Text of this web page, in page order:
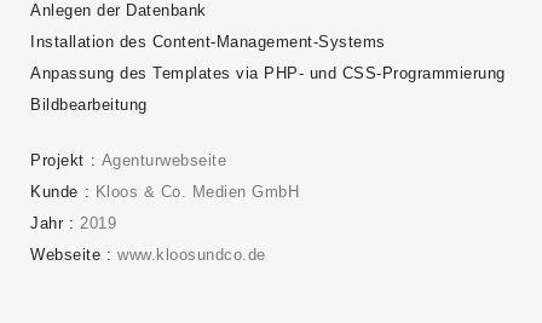
Anlegen der Datenbank
Installation des Content-Management-Systems
Anpassung des Templates via PHP- und CSS-Programmierung
Bildbearbeitung
Projekt
Agenturwebseite
Kunde
Kloos & Co. Medien GmbH
Jahr
2019
Webseite
www.kloosundco.de